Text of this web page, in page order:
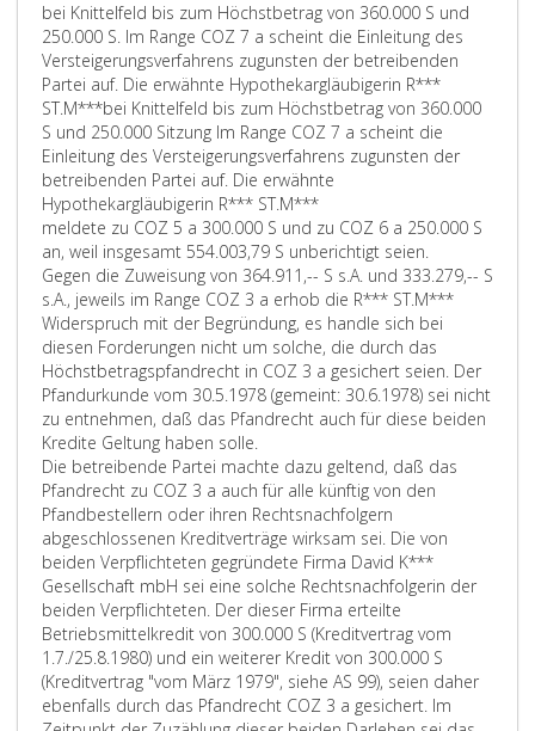
bei Knittelfeld bis zum Höchstbetrag von 360.000 S und
250.000 S. Im Range COZ 7 a scheint die Einleitung des
Versteigerungsverfahrens zugunsten der betreibenden
Partei auf. Die erwähnte Hypothekargläubigerin R***
ST.M***bei Knittelfeld bis zum Höchstbetrag von 360.000
S und 250.000 Sitzung Im Range COZ 7 a scheint die
Einleitung des Versteigerungsverfahrens zugunsten der
betreibenden Partei auf. Die erwähnte
Hypothekargläubigerin R*** ST.M***
meldete zu COZ 5 a 300.000 S und zu COZ 6 a 250.000 S
an, weil insgesamt 554.003,79 S unberichtigt seien.
Gegen die Zuweisung von 364.911,-- S s.A. und 333.279,-- S
s.A., jeweils im Range COZ 3 a erhob die R*** ST.M***
Widerspruch mit der Begründung, es handle sich bei
diesen Forderungen nicht um solche, die durch das
Höchstbetragspfandrecht in COZ 3 a gesichert seien. Der
Pfandurkunde vom 30.5.1978 (gemeint: 30.6.1978) sei nicht
zu entnehmen, daß das Pfandrecht auch für diese beiden
Kredite Geltung haben solle.
Die betreibende Partei machte dazu geltend, daß das
Pfandrecht zu COZ 3 a auch für alle künftig von den
Pfandbestellern oder ihren Rechtsnachfolgern
abgeschlossenen Kreditverträge wirksam sei. Die von
beiden Verpflichteten gegründete Firma David K***
Gesellschaft mbH sei eine solche Rechtsnachfolgerin der
beiden Verpflichteten. Der dieser Firma erteilte
Betriebsmittelkredit von 300.000 S (Kreditvertrag vom
1.7./25.8.1980) und ein weiterer Kredit von 300.000 S
(Kreditvertrag "vom März 1979", siehe AS 99), seien daher
ebenfalls durch das Pfandrecht COZ 3 a gesichert. Im